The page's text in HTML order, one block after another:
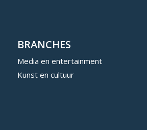
BRANCHES
Media en entertainment
Kunst en cultuur